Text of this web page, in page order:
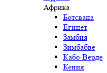
Африка
Ботсвана
Египет
Замбия
Зимбабве
Кабо-Верде
Кения